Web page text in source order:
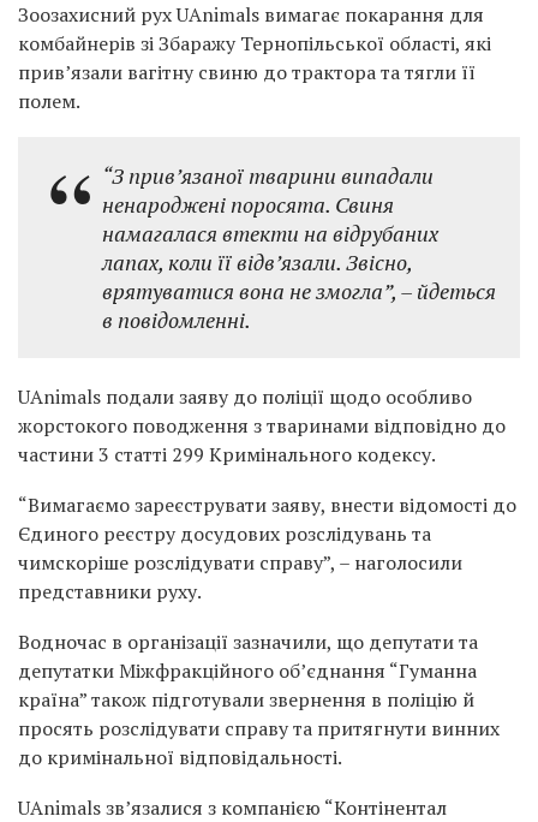
Зоозахисний рух UAnimals вимагає покарання для
комбайнерів зі Збаражу Тернопільської області, які
привʼязали вагітну свиню до трактора та тягли її
полем.
“З привʼязаної тварини випадали
ненароджені поросята. Свиня
намагалася втекти на відрубаних
лапах, коли її відвʼязали. Звісно,
врятуватися вона не змогла”, – йдеться
в повідомленні.
UAnimals подали заяву до поліції щодо особливо
жорстокого поводження з тваринами відповідно до
частини 3 статті 299 Кримінального кодексу.
“Вимагаємо зареєструвати заяву, внести відомості до
Єдиного реєстру досудових розслідувань та
чимскоріше розслідувати справу”, – наголосили
представники руху.
Водночас в організації зазначили, що депутати та
депутатки Міжфракційного обʼєднання “Гуманна
країна” також підготували звернення в поліцію й
просять розслідувати справу та притягнути винних
до кримінальної відповідальності.
UAnimals звʼязалися з компанією “Контінентал